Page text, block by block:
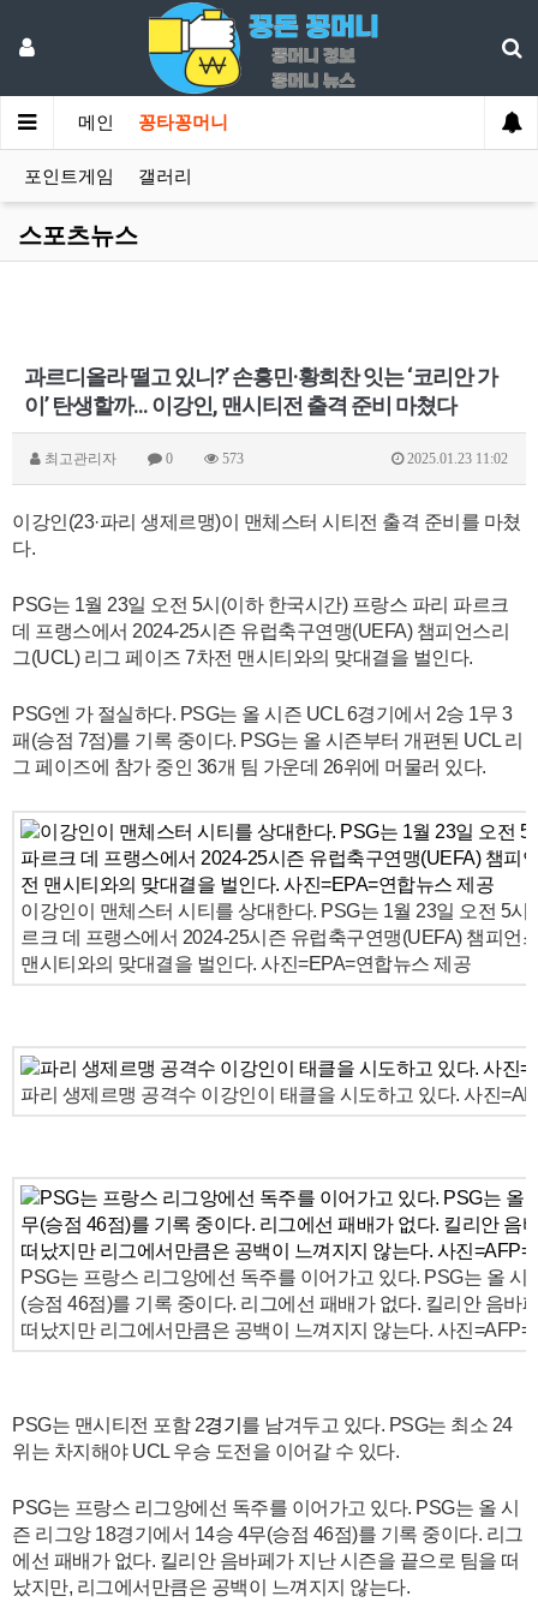
메인 꽁타꽁머니
포인트게임 갤러리
스포츠뉴스
과르디올라 떨고 있니?’ 손흥민·황희찬 잇는 ‘코리안 가
이’ 탄생할까... 이강인, 맨시티전 출격 준비 마쳤다
최고관리자 0 573 2025.01.23 11:02
이강인(23·파리 생제르맹)이 맨체스터 시티전 출격 준비를 마쳤
다.
PSG는 1월 23일 오전 5시(이하 한국시간) 프랑스 파리 파르크
데 프랭스에서 2024-25시즌 유럽축구연맹(UEFA) 챔피언스리
그(UCL) 리그 페이즈 7차전 맨시티와의 맞대결을 벌인다.
PSG엔 가 절실하다. PSG는 올 시즌 UCL 6경기에서 2승 1무 3
패(승점 7점)를 기록 중이다. PSG는 올 시즌부터 개편된 UCL 리
그 페이즈에 참가 중인 36개 팀 가운데 26위에 머물러 있다.
이강인이 맨체스터 시티를 상대한다. PSG는 1월 23일 오전 5
르크 데 프랭스에서 2024-25시즌 유럽축구연맹(UEFA) 챔피언
맨시티와의 맞대결을 벌인다. 사진=EPA=연합뉴스 제공
파리 생제르맹 공격수 이강인이 태클을 시도하고 있다. 사진
PSG는 프랑스 리그앙에선 독주를 이어가고 있다. PSG는 올 시
(승점 46점)를 기록 중이다. 리그에선 패배가 없다. 킬리안 음바
떠났지만 리그에서만큼은 공백이 느껴지지 않는다. 사진=AFP=
PSG는 맨시티전 포함 2경기 를 남겨두고 있다. PSG는 최소 24
위는 차지해야 UCL 우승 도전을 이어갈 수 있다.
PSG는 프랑스 리그앙에선 독주를 이어가고 있다. PSG는 올 시
즌 리그앙 18경기에서 14승 4무(승점 46점)를 기록 중이다. 리그
에선 패배가 없다. 킬리안 음바페가 지난 시즌을 끝으로 팀을 떠
났지만, 리그에서만큼은 공백이 느껴지지 않는다.